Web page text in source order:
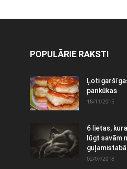
POPULĀRIE RAKSTI
Ļoti
pankūkas
18/11/2015
6 lietas,
lūgt savām
02/07/2018